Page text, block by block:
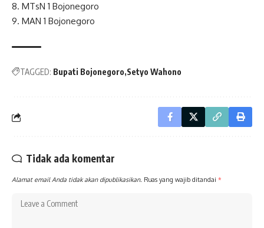
8. MTsN 1 Bojonegoro
9. MAN 1 Bojonegoro
TAGGED: Bupati Bojonegoro Setyo Wahono
Tidak ada komentar
Alamat email Anda tidak akan dipublikasikan. Ruas yang wajib ditandai *